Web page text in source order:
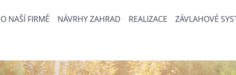
O NAŠÍ FIRMĚ NÁVRHY ZAHRAD REALIZACE ZÁVLAHOVÉ